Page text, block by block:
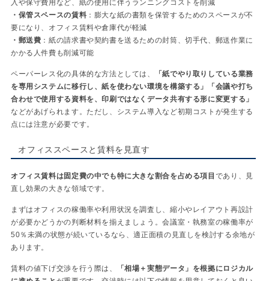
入や保守費用など、紙の使用に伴うランニングコストを削減
・保管スペースの賃料 ：膨大な紙の書類を保管するためのスペースが不
要になり、オフィス賃料や倉庫代が軽減
・郵送費 ：紙の請求書や契約書を送るための封筒、切手代、郵送作業に
かかる人件費も削減可能
ペーパーレス化の具体的な方法としては、
「紙でやり取りしている業務
を専用システムに移行し、紙を使わない環境を構築する」「会議や打ち
合わせで使用する資料を、印刷ではなくデータ共有する形に変更する」
などがあげられます。ただし、システム導入など初期コストが発生する
点には注意が必要です。
オフィススペースと賃料を見直す
オフィス賃料は固定費の中でも特に大きな割合を占める項目 であり、見
直し効果の大きな領域です。
まずはオフィスの稼働率や利用状況を調査し、縮小やレイアウト再設計
が必要かどうかの判断材料を揃えましょう。会議室・執務室の稼働率が
50％未満の状態が続いているなら、適正面積の見直しを検討する余地が
あります。
賃料の値下げ交渉を行う際は、
「相場＋実態データ」を根拠にロジカル